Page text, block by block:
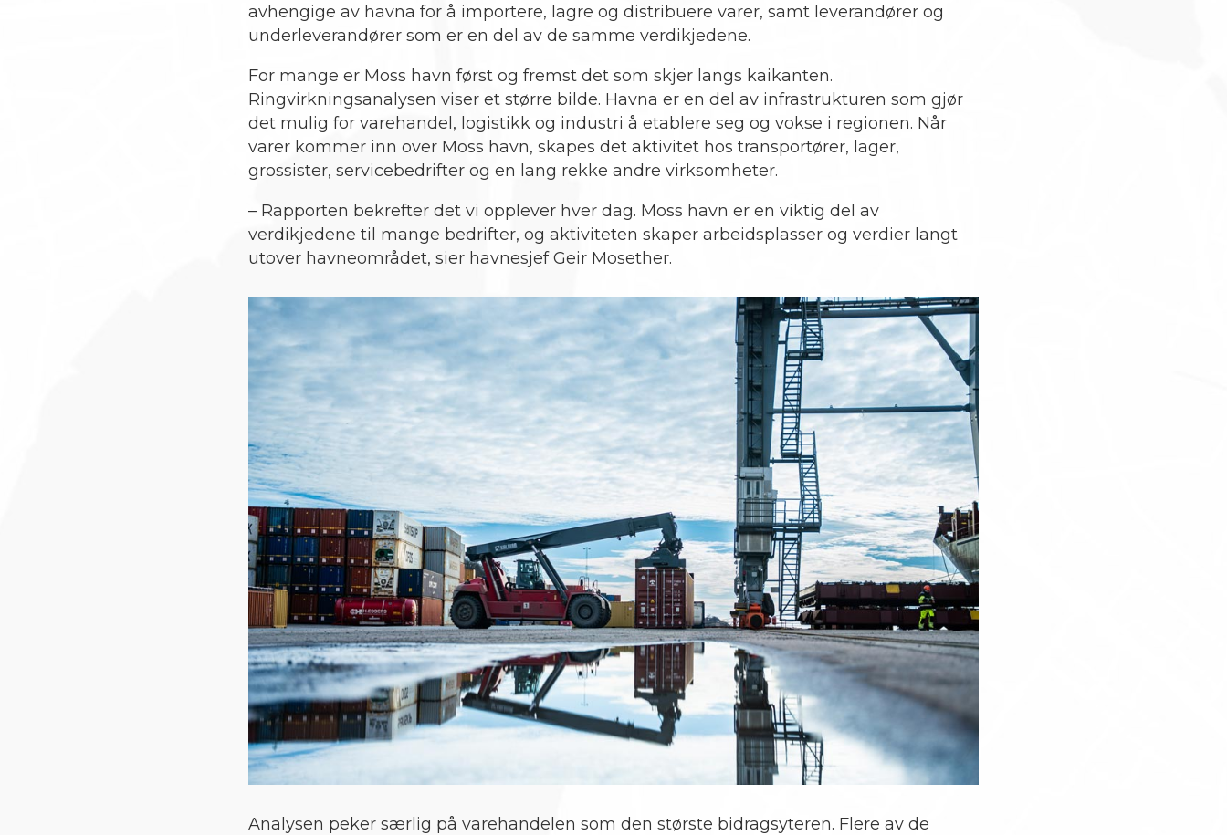
avhengige av havna for å importere, lagre og distribuere varer, samt leverandører og
underleverandører som er en del av de samme verdikjedene.
For mange er Moss havn først og fremst det som skjer langs kaikanten.
Ringvirkningsanalysen viser et større bilde. Havna er en del av infrastrukturen som gjør
det mulig for varehandel, logistikk og industri å etablere seg og vokse i regionen. Når
varer kommer inn over Moss havn, skapes det aktivitet hos transportører, lager,
grossister, servicebedrifter og en lang rekke andre virksomheter.
– Rapporten bekrefter det vi opplever hver dag. Moss havn er en viktig del av
verdikjedene til mange bedrifter, og aktiviteten skaper arbeidsplasser og verdier langt
utover havneområdet, sier havnesjef Geir Mosether.
Analysen peker særlig på varehandelen som den største bidragsyteren. Flere av de